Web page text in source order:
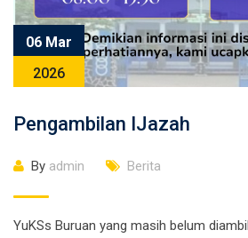
06 Mar
2026
Pengambilan IJazah
By admin Berita
YuKSs Buruan yang masih belum